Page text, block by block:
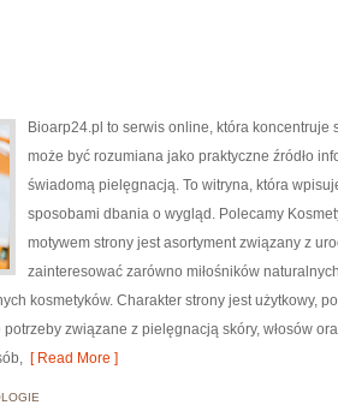
Bioarp24.pl to serwis online, która koncentruje
może być rozumiana jako praktyczne źródło
świadomą pielęgnacją. To witryna, która
sposobami dbania o wygląd. Polecamy
motywem strony jest asortyment związany z
zainteresować zarówno miłośników
kosmetyków. Charakter strony jest użytkowy,
związane z pielęgnacją skóry, włosów
[ Read More ]